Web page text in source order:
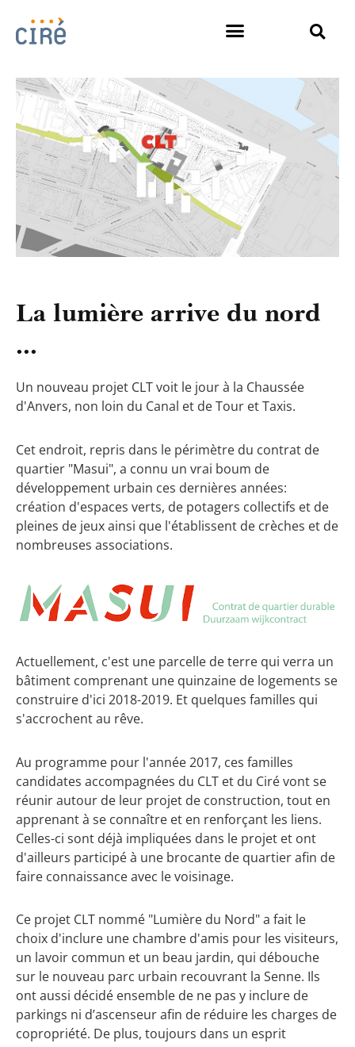
La lumière arrive du nord
...
Un nouveau projet CLT voit le jour à la Chaussée
d'Anvers, non loin du Canal et de Tour et Taxis.
Cet endroit, repris dans le périmètre du contrat de
quartier "Masui", a connu un vrai boum de
développement urbain ces dernières années:
création d'espaces verts, de potagers collectifs et de
pleines de jeux ainsi que l'établissent de crèches et de
nombreuses associations.
Actuellement, c'est une parcelle de terre qui verra un
bâtiment comprenant une quinzaine de logements se
construire d'ici 2018-2019. Et quelques familles qui
s'accrochent au rêve.
Au programme pour l'année 2017, ces familles
candidates accompagnées du CLT et du Ciré vont se
réunir autour de leur projet de construction, tout en
apprenant à se connaître et en renforçant les liens.
Celles-ci sont déjà impliquées dans le projet et ont
d'ailleurs participé à une brocante de quartier afin de
faire connaissance avec le voisinage.
Ce projet CLT nommé "Lumière du Nord" a fait le
choix d'inclure une chambre d'amis pour les visiteurs,
un lavoir commun et un beau jardin, qui débouche
sur le nouveau parc urbain recouvrant la Senne. Ils
ont aussi décidé ensemble de ne pas y inclure de
parkings ni d’ascenseur afin de réduire les charges de
copropriété. De plus, toujours dans un esprit